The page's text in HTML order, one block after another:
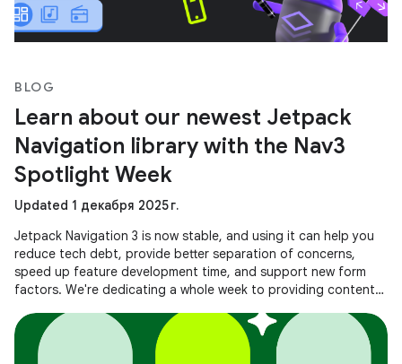
BLOG
Learn about our newest Jetpack
Navigation library with the Nav3
Spotlight Week
Updated 1 декабря 2025 г.
Jetpack Navigation 3 is now stable, and using it can help you
reduce tech debt, provide better separation of concerns,
speed up feature development time, and support new form
factors. We're dedicating a whole week to providing content